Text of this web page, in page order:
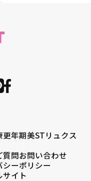
更年期美STリュクス
質問お問い合わせ
シーポリシー
イト